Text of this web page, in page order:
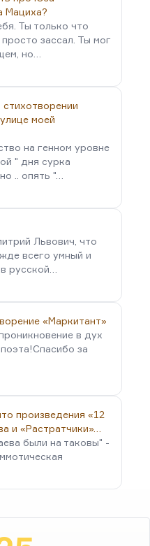
Мациха?
Ты только что
зассал. Ты мог
но…
моей
на генном уровне
" дня сурка
.. опять "…
Львович, что
всего умный и
русской…
«Маркитант»
в дух
за
произведения «12
и «Растратчики»…
были на таковы" -